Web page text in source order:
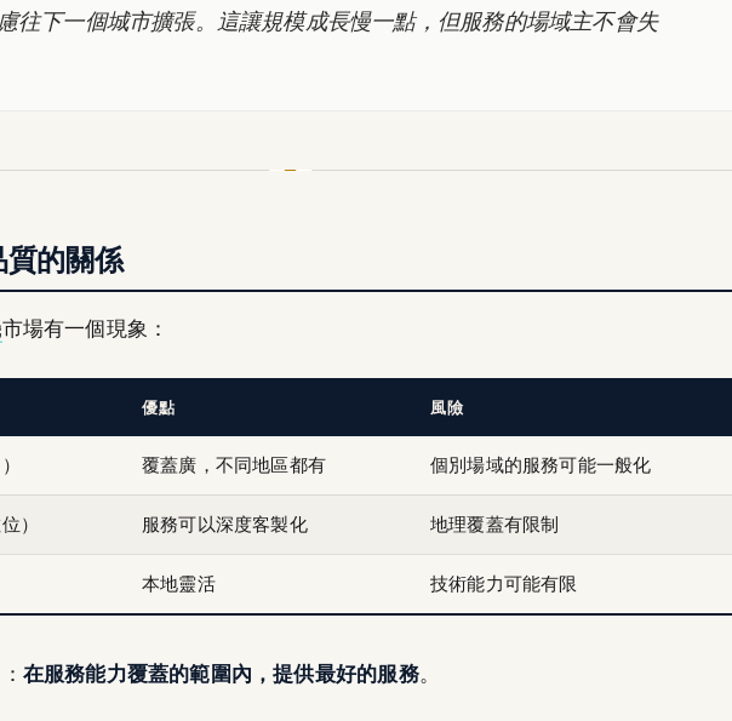
往下一個城市擴張。這讓規模成長慢一點，但服務的場域主不會失
的關係
市場有一個現象：
優點 風險
覆蓋廣，不同地區都有 個別場域的服務可能一般化
） 服務可以深度客製化 地理覆蓋有限制
本地靈活 技術能力可能有限
在服務能力覆蓋的範圍內，提供最好的服務。